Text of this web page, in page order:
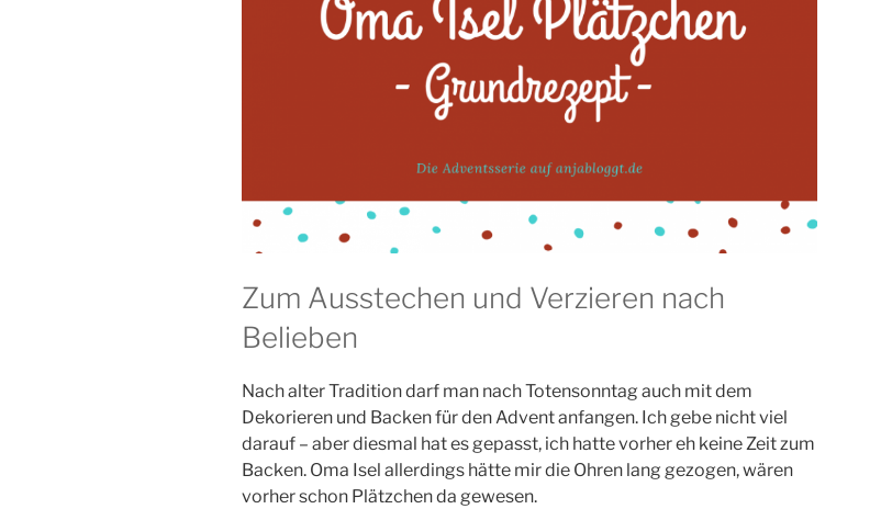
Zum Ausstechen und Verzieren nach
Belieben
Nach alter Tradition darf man nach Totensonntag auch mit dem
Dekorieren und Backen für den Advent anfangen. Ich gebe nicht viel
darauf – aber diesmal hat es gepasst, ich hatte vorher eh keine Zeit zum
Backen. Oma Isel allerdings hätte mir die Ohren lang gezogen, wären
vorher schon Plätzchen da gewesen.